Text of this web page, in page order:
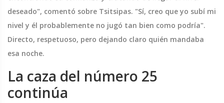
deseado", comentó sobre Tsitsipas. "Sí, creo que yo subí mi
nivel y él probablemente no jugó tan bien como podría".
Directo, respetuoso, pero dejando claro quién mandaba
esa noche.
La caza del número 25
continúa